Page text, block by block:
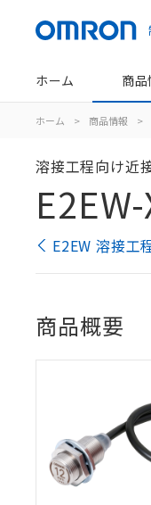
ホーム 商品
ホーム > 商品情報 >
溶接工程向け近
E2EW 溶接工
商品概要